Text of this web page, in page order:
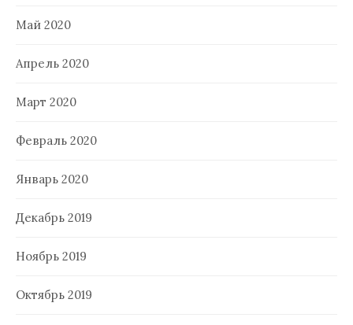
Май 2020
Апрель 2020
Март 2020
Февраль 2020
Январь 2020
Декабрь 2019
Ноябрь 2019
Октябрь 2019